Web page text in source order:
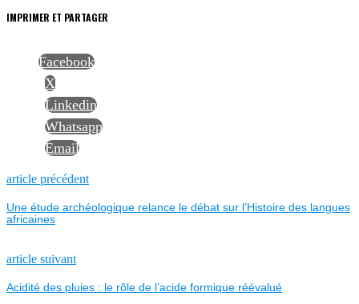
IMPRIMER ET PARTAGER
Facebook
X
Linkedin
Whatsapp
Email
NAVIGATION
DE
L’ARTICLE
article précédentPrevious
Une étude archéologique relance le débat sur l’Histoire des langues
africaines
article suivantNext
Acidité des pluies : le rôle de l’acide formique réévalué